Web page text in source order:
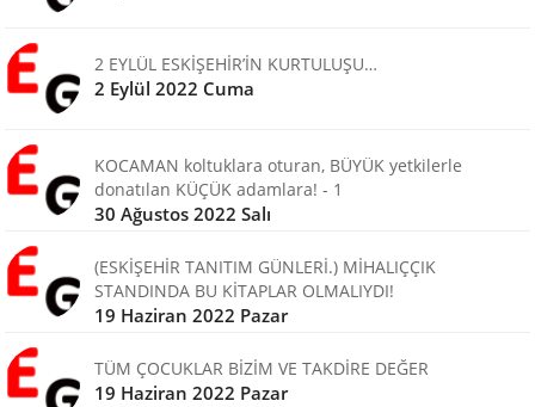
2 EYLÜL ESKİŞEHİR’İN KURTULUŞU…
2 Eylül 2022 Cuma
KOCAMAN koltuklara oturan, BÜYÜK yetkilerle
donatılan KÜÇÜK adamlara! - 1
30 Ağustos 2022 Salı
(ESKİŞEHİR TANITIM GÜNLERİ.) MİHALIÇÇIK
STANDINDA BU KİTAPLAR OLMALIYDI!
19 Haziran 2022 Pazar
TÜM ÇOCUKLAR BİZİM VE TAKDİRE DEĞER
19 Haziran 2022 Pazar